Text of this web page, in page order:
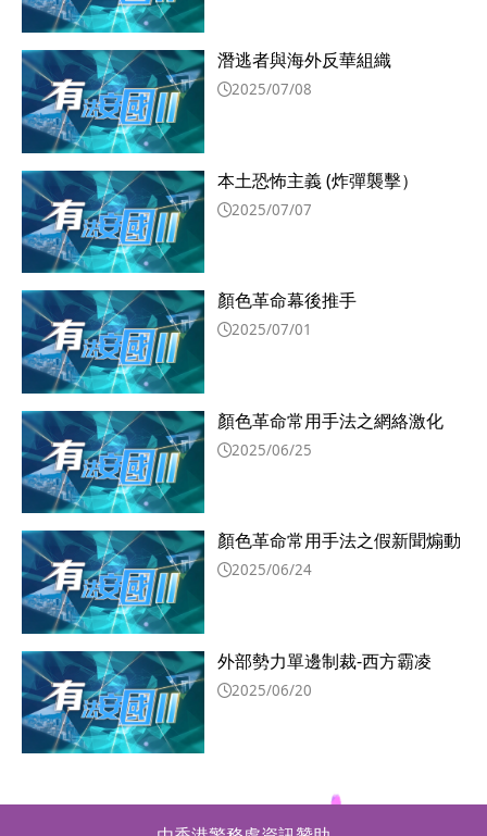
潛逃者與海外反華組織
2025/07/08
本土恐怖主義 (炸彈襲擊）
2025/07/07
顏色革命幕後推手
2025/07/01
顏色革命常用手法之網絡激化
2025/06/25
顏色革命常用手法之假新聞煽動
2025/06/24
外部勢力單邊制裁-西方霸凌
2025/06/20